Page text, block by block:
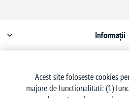
Informații
Acest site foloseste cookies
majore de functionalitati: (1)